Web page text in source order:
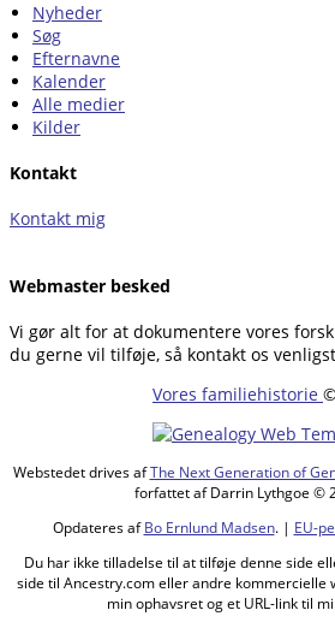
Nyheder
Søg
Efternavne
Kalender
Alle medier
Kilder
Kontakt
Kontakt mig
Webmaster besked
Vi gør alt for at dokumentere vores
du gerne vil tilføje, så kontakt os
Vores familiehistorie ©
Webstedet drives afThe Next Generation of
forfattet af Darrin Lythgoe ©
Opdateres afBo Ernlund Madsen. | EU-
Du har ikke tilladelse til at tilføje denne side
side til Ancestry.com eller andre kommercielle
min ophavsret og et URL-link til